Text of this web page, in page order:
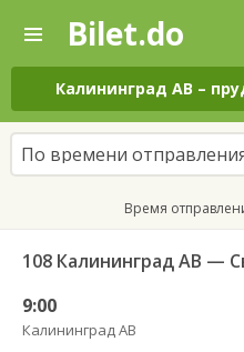
—
Поиск
и
покупка
билетов
на
автобус
онлайн
Bilet.do
Калининград АВ –
По времени
Время
108 Калининград АВ —
9:00
Калининград АВ